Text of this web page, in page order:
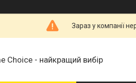
Зараз у компанії
Choice - найкращий вибір